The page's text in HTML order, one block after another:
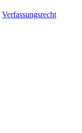
Verfassungsrecht